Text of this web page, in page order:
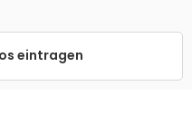
eintragen